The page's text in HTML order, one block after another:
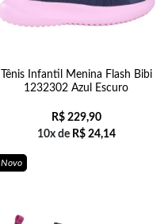
Tênis Infantil Menina Flash Bibi
1232302 Azul Escuro
R$229,90
10x de R$24,14
Novo